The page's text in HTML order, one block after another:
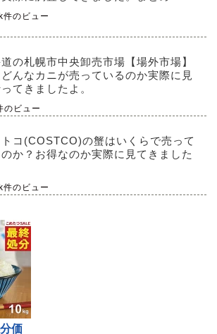
のビュー
の札幌市中央卸売市場【場外市場】
んなカニが売っているのか実際に見
てきましたよ。
のビュー
トコ(COSTCO)の蟹はいくらで売って
か？お得なのか実際に見てきました
のビュー